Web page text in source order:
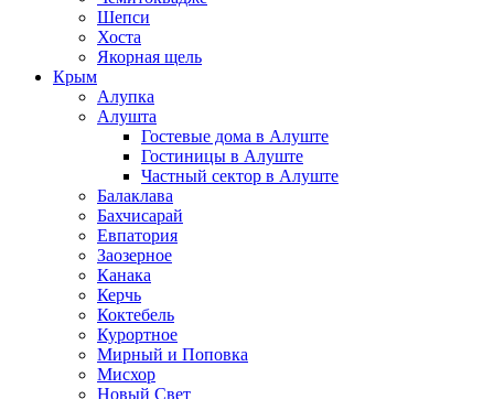
Шепси
Хоста
Якорная щель
Крым
Алупка
Алушта
Гостевые дома в Алуште
Гостиницы в Алуште
Частный сектор в Алуште
Балаклава
Бахчисарай
Евпатория
Заозерное
Канака
Керчь
Коктебель
Курортное
Мирный и Поповка
Мисхор
Новый Свет